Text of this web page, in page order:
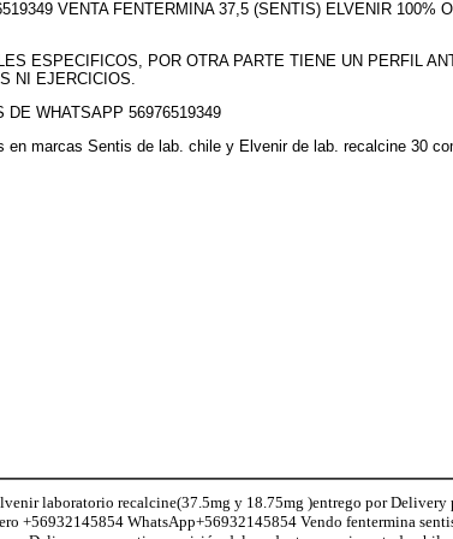
VENTA FENTERMINA 37,5 (SENTIS) ELVENIR
ESPECIFICOS, POR OTRA PARTE TIENE UN PERFIL
NI EJERCICIOS.
DE WHATSAPP 56976519349
marcas Sentis de lab. chile y Elvenir de lab. recalcine 30
laboratorio recalcine(37.5mg y 18.75mg )entrego por Delivery
+56932145854 WhatsApp+56932145854 Vendo fentermina